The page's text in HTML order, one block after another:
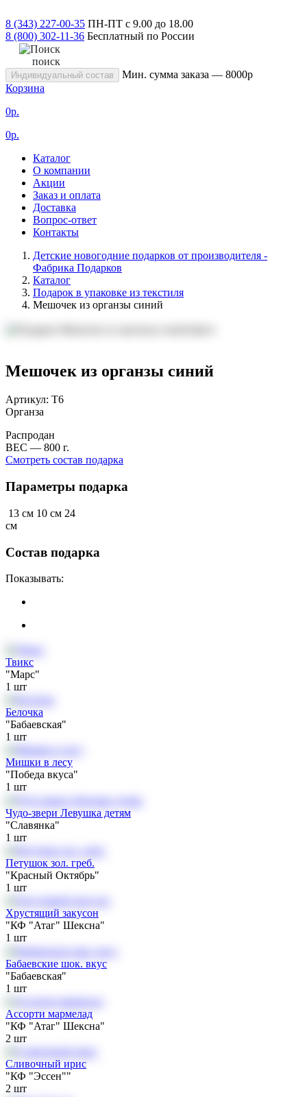
8 (343) 227-00-35 ПН-ПТ с 9.00 до 18.00
8 (800) 302-11-36 Бесплатный по России
поиск
Индивидуальный состав
Мин. сумма заказа — 8000р
Корзина
0р.
0р.
Каталог
О компании
Акции
Заказ и оплата
Доставка
Вопрос-ответ
Контакты
Детские новогодние подарков от производителя -
Фабрика Подарков
Каталог
Подарок в упаковке из текстиля
Мешочек из органзы синий
Мешочек из органзы синий
Артикул: Т6
Органза
Распродан
ВЕС — 800 г.
Смотреть состав подарка
Параметры подарка
13 см 10 см 24
см
Состав подарка
Показывать:
Твикс
"Марс"
1 шт
Белочка
"Бабаевская"
1 шт
Мишки в лесу
"Победа вкуса"
1 шт
Чудо-звери Левушка детям
"Славянка"
1 шт
Петушок зол. греб.
"Красный Октябрь"
1 шт
Хрустящий закусон
"КФ "Атаг" Шексна"
1 шт
Бабаевские шок. вкус
"Бабаевская"
1 шт
Ассорти мармелад
"КФ "Атаг" Шексна"
2 шт
Сливочный ирис
"КФ "Эссен""
2 шт